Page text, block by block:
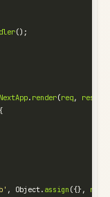
();
NextApp. render(req, res
, Object. assign ({}, req